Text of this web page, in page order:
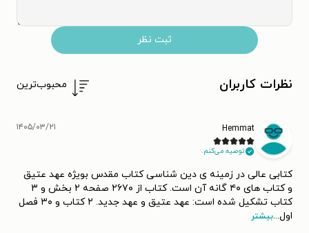
ثبت نظر
نظرات کاربران محبوب‌ترین
Hemmat
توصیه می‌کنم.
۱۴۰۵/۰۳/۲۱
کتابی عالی در زمینه ی دین شناسی کتاب مقدس بویژه عهد عتیق
و کتاب های ۴۰ گانه آن است. کتاب از ۲۶۷۰ صفحه ۲ بخش و ۳
کتاب تشکیل شده است: عهد عتیق و عهد جدید. ۲ کتاب و ۳۰ فصل
اول...بیشتر